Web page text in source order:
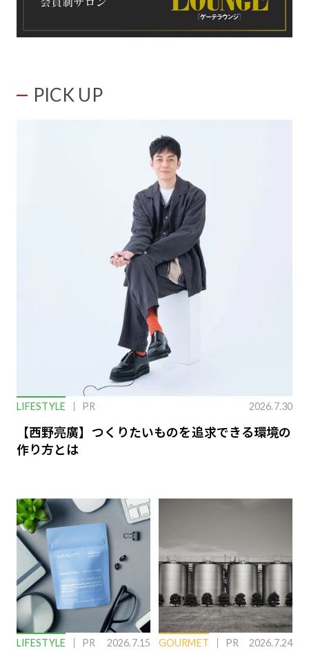
PICK UP
LIFESTYLE PR 2026.7.30
【西野亮廣】つくりたいものを追求できる環境の
作り方とは
LIFESTYLE PR 2026.7.15 GOURMET PR 2026.7.24